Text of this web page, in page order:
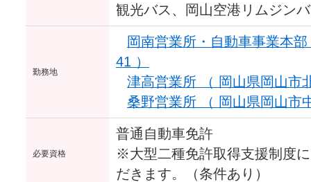
観光バス、岡山空港リムジン
勤務地
岡南営業所・自動車事業本
41 ）
津高営業所 （ 岡山県岡山市
桑野営業所 （ 岡山県岡山市
必要資格
普通自動車免許
※大型二種免許取得支援制度
だきます。（条件あり）